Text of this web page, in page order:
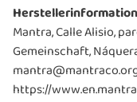
Mantra, Calle Alisio,
Gemeinschaft,
https://